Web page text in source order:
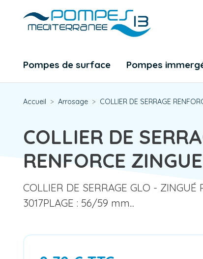
Pompes de surface Pompes
Accueil Arrosage COLLIER DE SERRAGE
COLLIER DE
RENFORCE
COLLIER DE SERRAGE GLO - ZINGUÉ
3017PLAGE : 56/59 mm...